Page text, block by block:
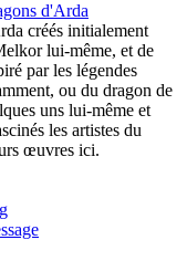
d'Arda
créés initialement
lui-même, et de
par les légendes
ou du dragon de
uns lui-même et
les artistes du
œuvres ici.